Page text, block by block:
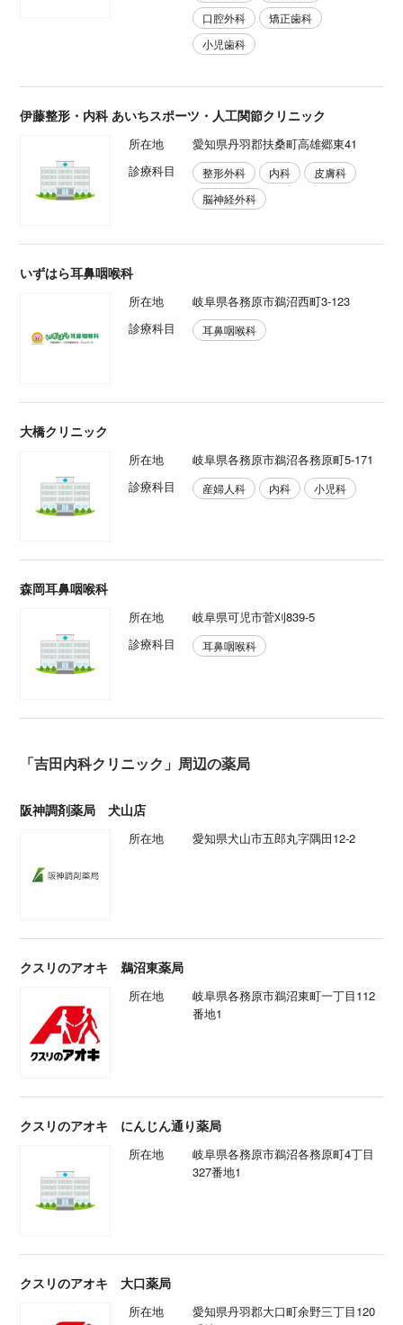
口腔外科
矯正歯科
小児歯科
伊藤整形・内科 あいちスポーツ・人工関節クリニック
所在地
愛知県丹羽郡扶桑町高雄郷東41
診療科目
整形外科 内科
皮膚科
脳神経外科
いずはら耳鼻咽喉科
所在地
岐阜県各務原市鵜沼西町3‐123
診療科目
耳鼻咽喉科
大橋クリニック
所在地
岐阜県各務原市鵜沼各務原町5-171
診療科目
産婦人科 内科 小児科
森岡耳鼻咽喉科
所在地
岐阜県可児市菅刈839-5
診療科目
耳鼻咽喉科
「吉田内科クリニック」周辺の薬局
阪神調剤薬局 犬山店
所在地 愛知県犬山市五郎丸字隅田12-2
クスリのアオキ 鵜沼東薬局
所在地
岐阜県各務原市鵜沼東町一丁目112
番地1
クスリのアオキ にんじん通り薬局
所在地
岐阜県各務原市鵜沼各務原町4丁目
327番地1
クスリのアオキ 大口薬局
所在地
愛知県丹羽郡大口町余野三丁目120